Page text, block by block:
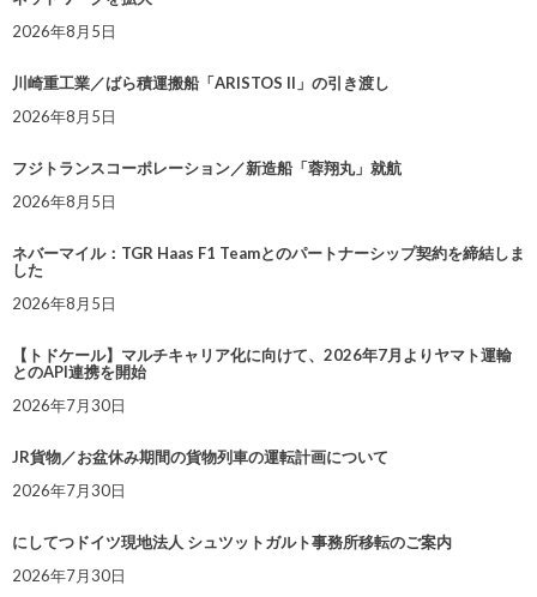
2026年8月5日
川崎重工業／ばら積運搬船「ARISTOS II」の引き渡し
2026年8月5日
フジトランスコーポレーション／新造船「蓉翔丸」就航
2026年8月5日
ネバーマイル：TGR Haas F1 Teamとのパートナーシップ契約を締結しま
した
2026年8月5日
【トドケール】マルチキャリア化に向けて、2026年7月よりヤマト運輸
とのAPI連携を開始
2026年7月30日
JR貨物／お盆休み期間の貨物列車の運転計画について
2026年7月30日
にしてつドイツ現地法人 シュツットガルト事務所移転のご案内
2026年7月30日